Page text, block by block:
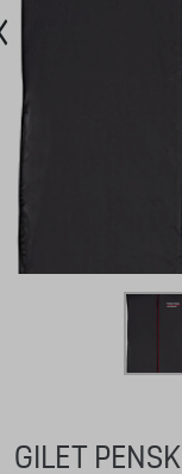
GILET